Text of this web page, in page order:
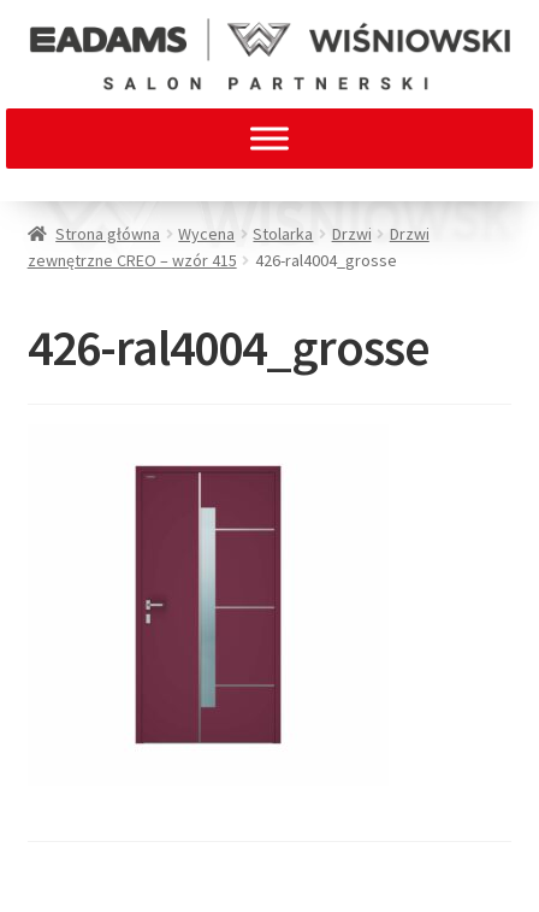
Strona główna Wycena Stolarka Drzwi
Drzwi
zewnętrzne CREO – wzór 415
426-ral4004_grosse
426-ral4004_grosse